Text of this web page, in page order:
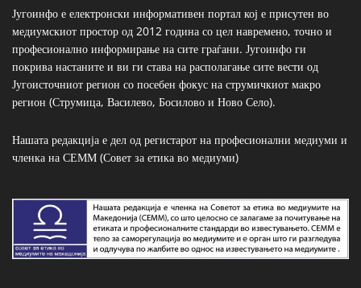
Југоинфо е електронски информативен портал кој е присутен во
медиумскиот простор од 2012 година со цел навремено, точно и
професионално информирање на сите граѓани. Југоинфо ги
покрива настаните и ви ги става на располагање сите вести од
Југоисточниот регион со посебен фокус на струмичкиот макро
регион (Струмица, Василево, Босилово и Ново Село).
Нашата редакција е дел од регистарот на професионални медиуми и
членка на СЕММ (Совет за етика во медиуми)